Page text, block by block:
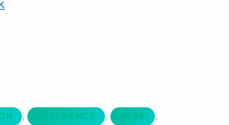
, EXPERIENCE , HERB ,